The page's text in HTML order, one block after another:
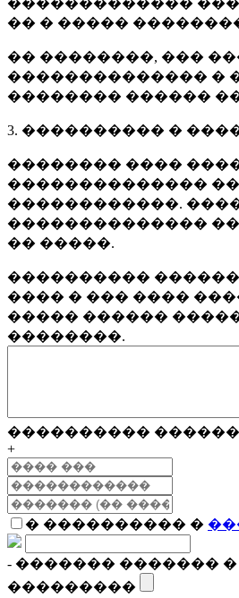
�������������
�� � �����
�� ��������, ���
�������������� �
�������� ������
3. ���������� �
�������� ����
��������������
������������.
��������������
�� �����.
����������
���� � ��� ����
����� ������
��������.
����������
+
� ���������� �
- ������� �������
���������